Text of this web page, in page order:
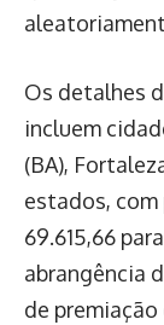
Os detalhes
incluem
(BA),
estados,
69.615,66
abrangência
de